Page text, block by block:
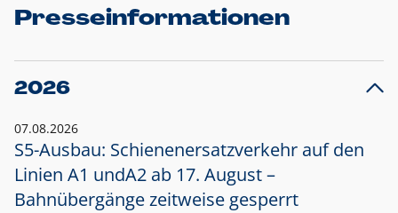
Presseinformationen
2026
07.08.2026
S5-Ausbau: Schienenersatzverkehr auf den
Linien A1 undA2 ab 17. August –
Bahnübergänge zeitweise gesperrt